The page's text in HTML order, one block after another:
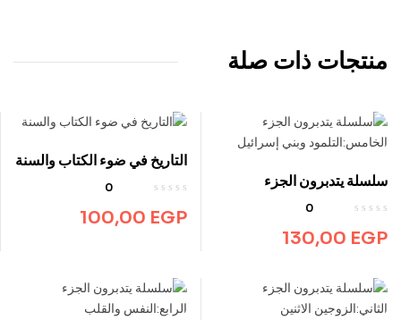
منتجات ذات صلة
سلسلة يتدبرون الجزء
الخامس:التلمود وبني إسرائيل
0
130,00 EGP
التاريخ في ضوء الكتاب والسنة
0
100,00 EGP